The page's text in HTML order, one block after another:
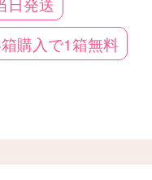
購入で1箱無料